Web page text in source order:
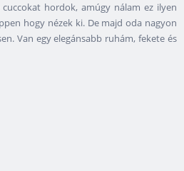
hordok, amúgy nálam ez ilyen
hogy nézek ki. De majd oda nagyon
Van egy elegánsabb ruhám, fekete és